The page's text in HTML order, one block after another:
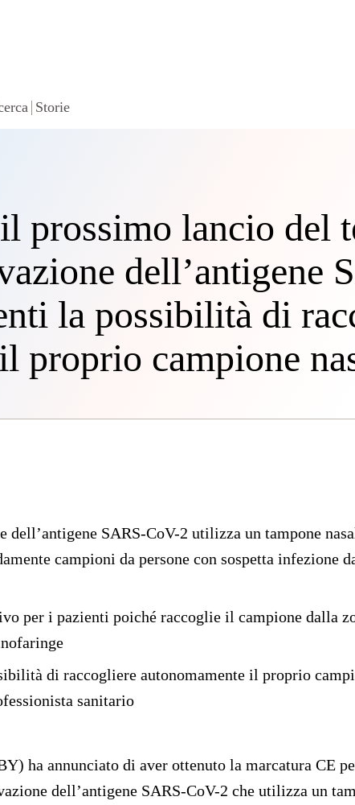
Storie
prossimo lancio del
dell’antigene
la possibilità di
proprio campione
SARS-CoV-2 utilizza un tampone
campioni da persone con sospetta infezione
per i pazienti poiché raccoglie il campione dalla
di raccogliere autonomamente il proprio
sanitario
ha annunciato di aver ottenuto la marcatura CE
dell’antigene SARS-CoV-2 che utilizza un